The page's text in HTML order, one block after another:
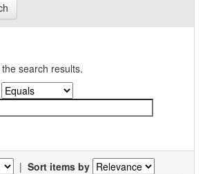
search results.
| Sort items by